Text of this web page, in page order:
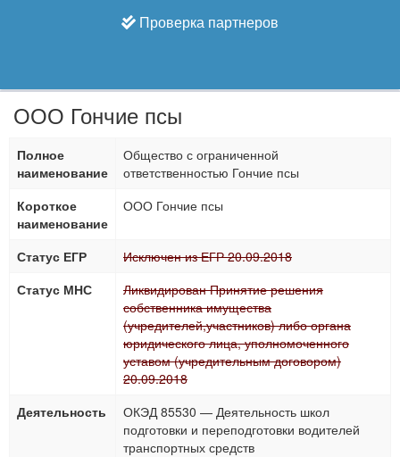
Проверка партнеров
ООО Гончие псы
Полное
наименование
Общество с ограниченной
ответственностью Гончие псы
Короткое
наименование
ООО Гончие псы
Статус ЕГР
Исключен из ЕГР 20.09.2018
Статус МНС
Ликвидирован Принятие решения
собственника имущества
(учредителей,участников) либо органа
юридического лица, уполномоченного
уставом (учредительным договором)
20.09.2018
Деятельность
ОКЭД 85530 — Деятельность школ
подготовки и переподготовки водителей
транспортных средств